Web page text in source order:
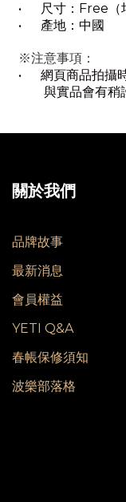
•
尺寸： Free
•
產地：中國
※注意事項：
•
網頁商品拍攝
與實品會有稍
關於我們
品牌故事
最新消息
會員權益
YETI Q&A
春帳保修須知
波樂部落格